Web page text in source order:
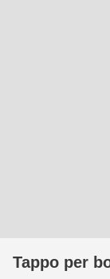
Tappo per